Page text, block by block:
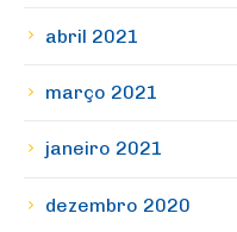
abril 2021
março 2021
janeiro 2021
dezembro 2020